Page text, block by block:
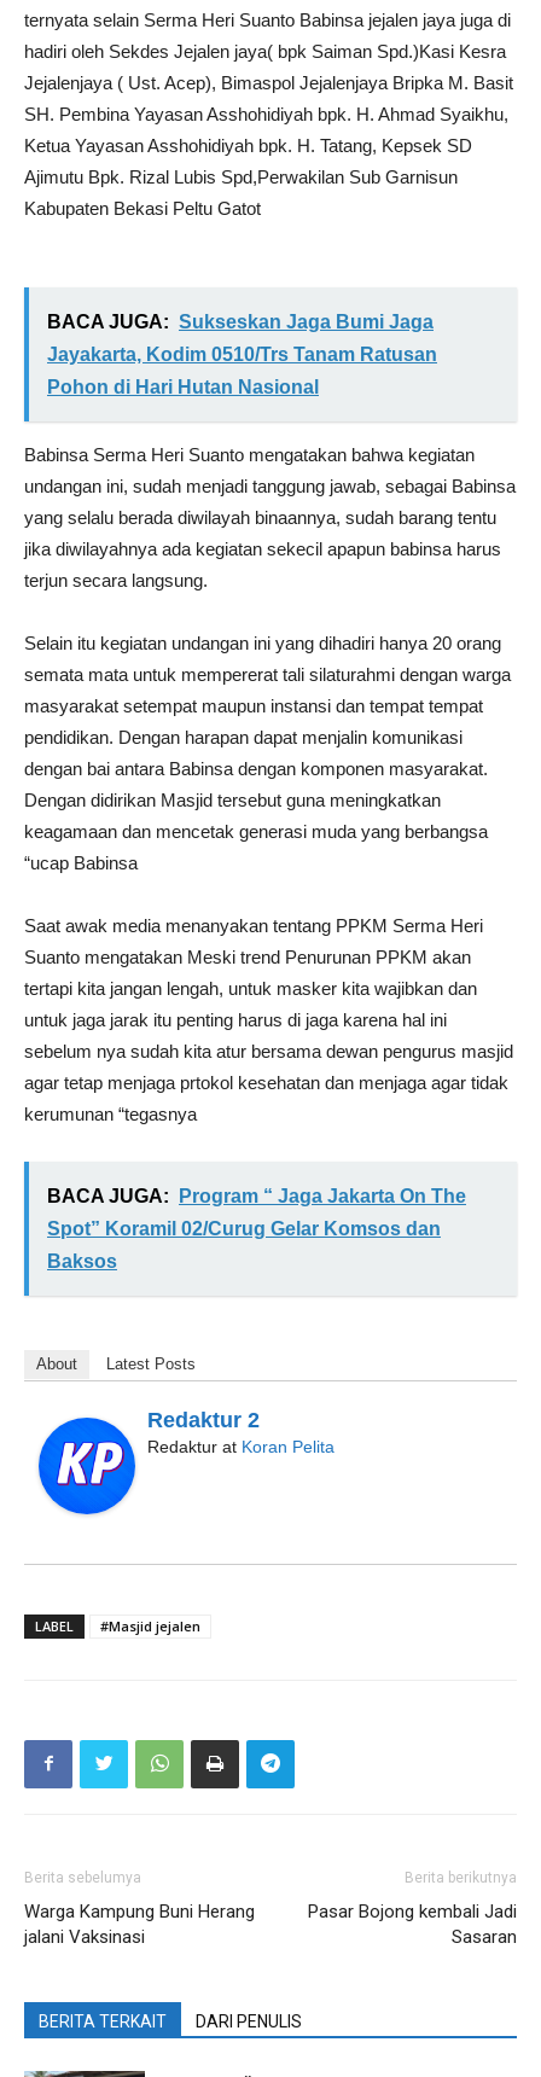
ternyata selain Serma Heri Suanto Babinsa jejalen jaya juga di
hadiri oleh Sekdes Jejalen jaya( bpk Saiman Spd.)Kasi Kesra
Jejalenjaya ( Ust. Acep), Bimaspol Jejalenjaya Bripka M. Basit
SH. Pembina Yayasan Asshohidiyah bpk. H. Ahmad Syaikhu,
Ketua Yayasan Asshohidiyah bpk. H. Tatang, Kepsek SD
Ajimutu Bpk. Rizal Lubis Spd,Perwakilan Sub Garnisun
Kabupaten Bekasi Peltu Gatot
BACA JUGA: Sukseskan Jaga Bumi Jaga
Jayakarta, Kodim 0510/Trs Tanam Ratusan
Pohon di Hari Hutan Nasional
Babinsa Serma Heri Suanto mengatakan bahwa kegiatan
undangan ini, sudah menjadi tanggung jawab, sebagai Babinsa
yang selalu berada diwilayah binaannya, sudah barang tentu
jika diwilayahnya ada kegiatan sekecil apapun babinsa harus
terjun secara langsung.
Selain itu kegiatan undangan ini yang dihadiri hanya 20 orang
semata mata untuk mempererat tali silaturahmi dengan warga
masyarakat setempat maupun instansi dan tempat tempat
pendidikan. Dengan harapan dapat menjalin komunikasi
dengan bai antara Babinsa dengan komponen masyarakat.
Dengan didirikan Masjid tersebut guna meningkatkan
keagamaan dan mencetak generasi muda yang berbangsa
“ucap Babinsa
Saat awak media menanyakan tentang PPKM Serma Heri
Suanto mengatakan Meski trend Penurunan PPKM akan
tertapi kita jangan lengah, untuk masker kita wajibkan dan
untuk jaga jarak itu penting harus di jaga karena hal ini
sebelum nya sudah kita atur bersama dewan pengurus masjid
agar tetap menjaga prtokol kesehatan dan menjaga agar tidak
kerumunan “tegasnya
BACA JUGA:
Program “ Jaga Jakarta On The
Spot” Koramil 02/Curug Gelar Komsos dan
Baksos
About Latest Posts
Redaktur 2
Redaktur at Koran Pelita
LABEL #Masjid jejalen
Berita sebelumya
Warga Kampung Buni Herang
jalani Vaksinasi
Berita berikutnya
Pasar Bojong kembali Jadi
Sasaran
BERITA TERKAIT DARI PENULIS